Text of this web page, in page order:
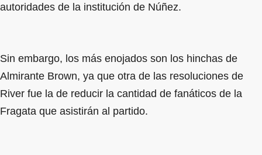
autoridades de la institución de Núñez.
Sin embargo, los más enojados son los hinchas de
Almirante Brown, ya que otra de las resoluciones de
River fue la de reducir la cantidad de fanáticos de la
Fragata que asistirán al partido.